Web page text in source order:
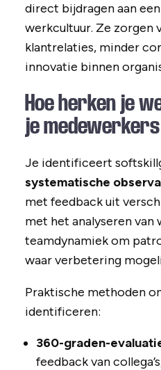
direct bijdragen aan
werkcultuur. Ze zorgen
klantrelaties, minder
innovatie binnen
Hoe herken je
je
Je identificeert
systematische
met feedback uit
met het analyseren
teamdynamiek om
waar verbetering
Praktische methoden
identificeren:
360-graden-
feedback van